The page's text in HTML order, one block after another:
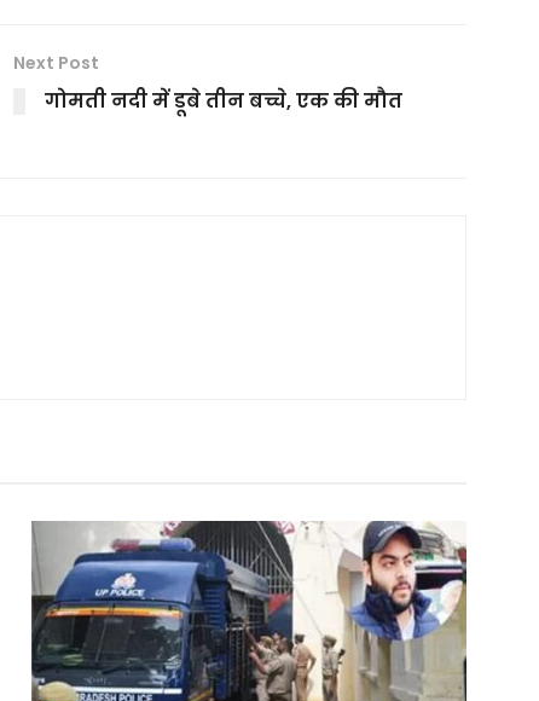
Next Post
गोमती नदी में डूबे तीन बच्चे, एक की मौत